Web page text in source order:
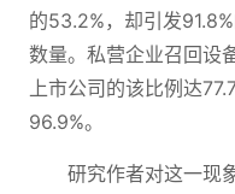
的53.2%，却引发
数量。私营企业召回设
上市公司的该比例达
96.9%。
研究作者对这一现